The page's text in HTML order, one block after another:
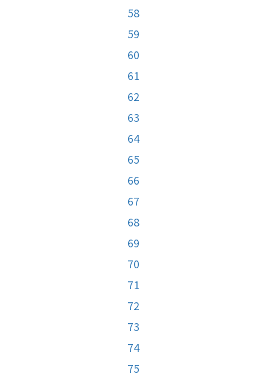
58
59
60
61
62
63
64
65
66
67
68
69
70
71
72
73
74
75